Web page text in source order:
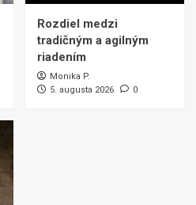
Rozdiel medzi
tradičným a agilným
riadením
Monika P.
5. augusta 2026
0